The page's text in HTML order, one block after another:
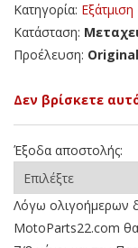
Κατηγορία: Εξάτμιση
Κατάσταση:
Προέλευση: Original
Δεν βρίσκετε
Έξοδα αποστολής:
Λόγω ολιγοήμερων
MotoParts22.com θα